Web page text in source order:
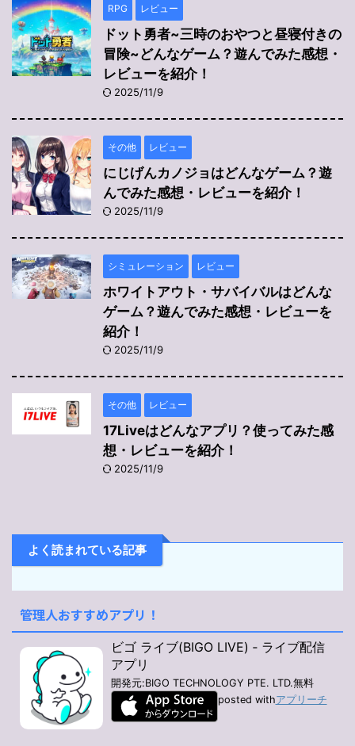
RPG レビュー
ドット勇者~三時のおやつと昼寝付きの
冒険~どんなゲーム？遊んでみた感想・
レビューを紹介！
2025/11/9
その他 レビュー
にじげんカノジョはどんなゲーム？遊
んでみた感想・レビューを紹介！
2025/11/9
シミュレーション レビュー
ホワイトアウト・サバイバルはどんな
ゲーム？遊んでみた感想・レビューを
紹介！
2025/11/9
その他 レビュー
17Liveはどんなアプリ？使ってみた感
想・レビューを紹介！
2025/11/9
よく読まれている記事
管理人おすすめアプリ！
ビゴ ライブ(BIGO LIVE) ‐ ライブ配信
アプリ
開発元:BIGO TECHNOLOGY PTE. LTD.無料
posted withアプリーチ